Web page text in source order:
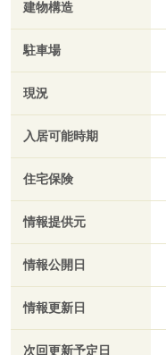
建物構造
駐車場
現況
入居可能時期
住宅保険
情報提供元
情報公開日
情報更新日
次回更新予定日